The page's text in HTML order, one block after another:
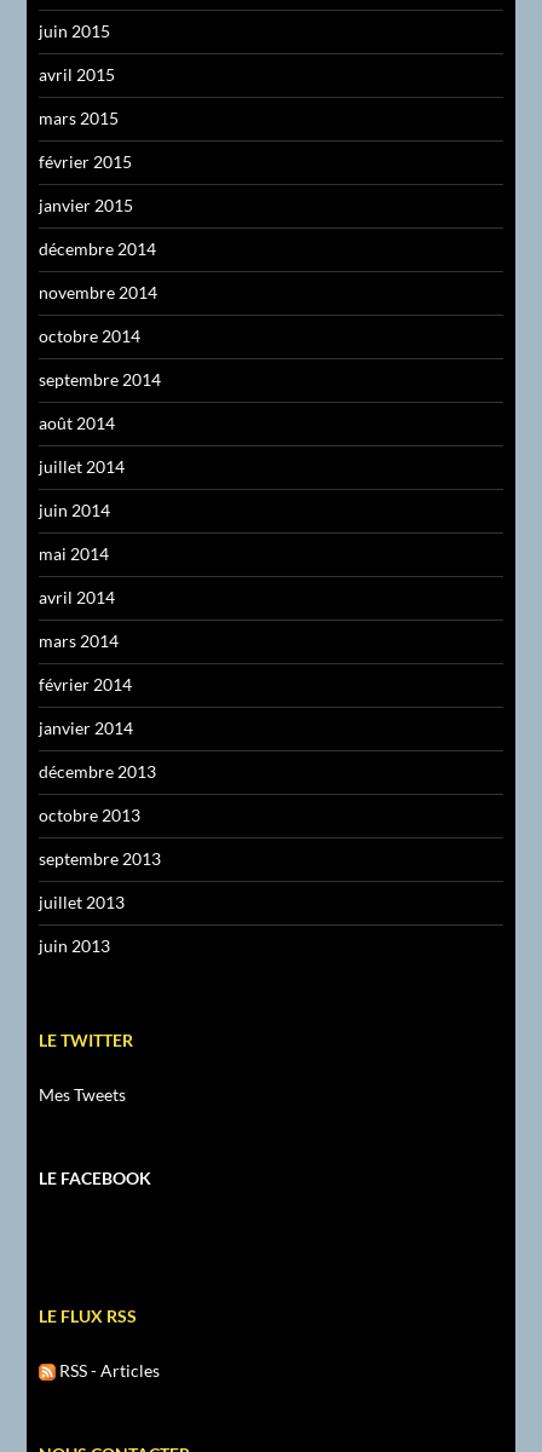
juin 2015
avril 2015
mars 2015
février 2015
janvier 2015
décembre 2014
novembre 2014
octobre 2014
septembre 2014
août 2014
juillet 2014
juin 2014
mai 2014
avril 2014
mars 2014
février 2014
janvier 2014
décembre 2013
octobre 2013
septembre 2013
juillet 2013
juin 2013
LE TWITTER
Mes Tweets
LE FACEBOOK
LE FLUX RSS
RSS - Articles